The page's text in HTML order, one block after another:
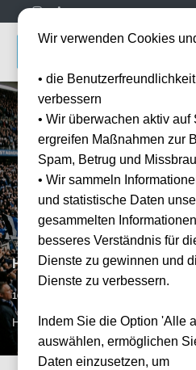
Hamburger SV vs FC
16.01.2027
HAM, DE
Wir verwenden Cookies
• die
verbessern
• Wir überwachen aktiv auf
ergreifen Maßnahmen zur
Spam, Betrug und
• Wir sammeln
und statistische Daten
gesammelten
besseres Verständnis für
Dienste zu gewinnen und
Dienste zu verbessern.
Indem Sie die Option 'Alle
auswählen, ermöglichen
Daten einzusetzen, um